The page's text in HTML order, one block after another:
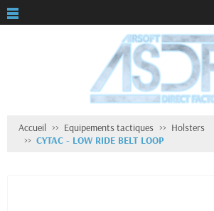
Accueil Equipements tactiques
Holsters
CYTAC - LOW RIDE BELT LOOP